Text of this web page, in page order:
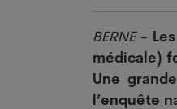
BERNE-
médicale)
Une
l’enquête